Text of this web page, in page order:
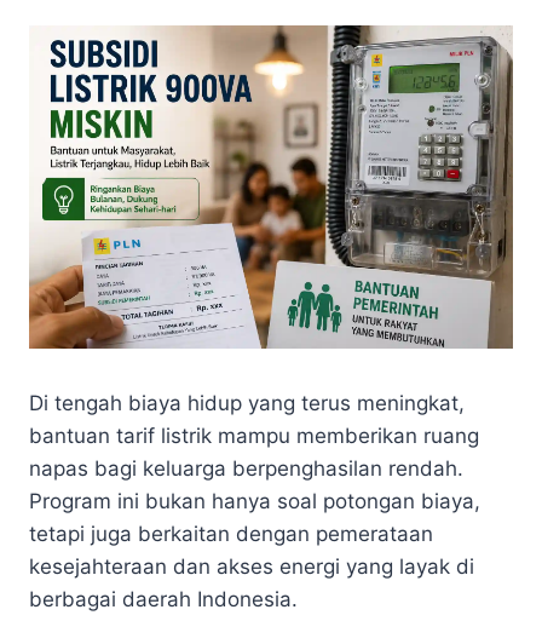
Di tengah biaya hidup yang terus meningkat,
bantuan tarif listrik mampu memberikan ruang
napas bagi keluarga berpenghasilan rendah.
Program ini bukan hanya soal potongan biaya,
tetapi juga berkaitan dengan pemerataan
kesejahteraan dan akses energi yang layak di
berbagai daerah Indonesia.